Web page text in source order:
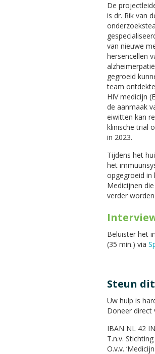
De
is dr. Rik van
van nieuwe
hersencellen
gegroeid
team
HIV medicijn
de aanmaak
eiwitten kan
klinische trial
in 2023.
Tijdens het
het
opgegroeid in
Medicijnen
verder
Beluister het
(35 min.) via
Steun
Uw hulp is
Doneer direct
IBAN NL 42
T.n.v.
O.v.v.